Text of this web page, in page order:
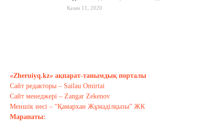
Қазан 11, 2020
Тағы оқу
«Zheruiyq.kz» ақпарат-танымдық порталы
Сайт редакторы – Sailau Omirtai
Сайт менеджері – Zangar Zekenov
Меншік иесі – “Қамархан Жұмаділқызы” ЖК
Марапаты: